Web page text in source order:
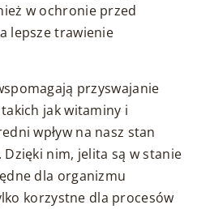
w ochronie przed
lepsze trawienie
przyswajanie
jak witaminy i
wpływ na nasz stan
nim, jelita są w stanie
dla organizmu
korzystne dla procesów